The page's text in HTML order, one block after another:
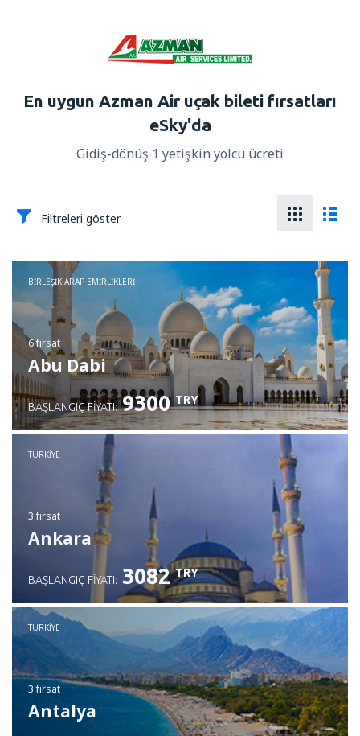
En uygun Azman Air uçak bileti fırsatları
eSky'da
Gidiş-dönüş 1 yetişkin yolcu ücreti
Filtreleri göster
BIRLEŞIK ARAP EMIRLIKLERI
6 fırsat
Abu Dabi
BAŞLANGIÇ FIYATI: 9300 TRY
TÜRKIYE
3 fırsat
Ankara
BAŞLANGIÇ FIYATI: 3082 TRY
TÜRKIYE
3 fırsat
Antalya